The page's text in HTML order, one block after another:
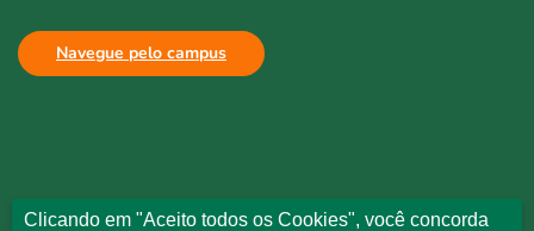
Navegue pelo campus
Clicando em "Aceito todos os Cookies", você concorda